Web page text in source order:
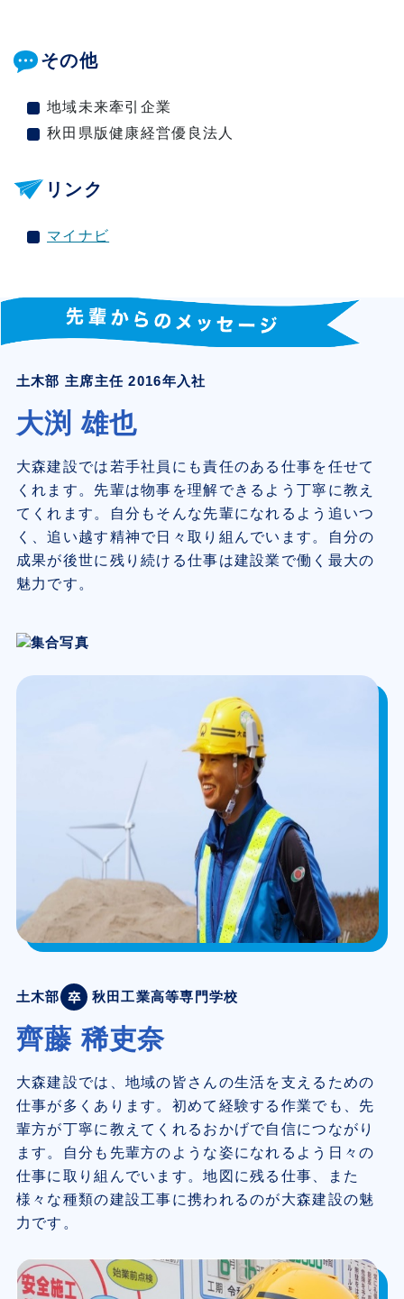
その他
地域未来牽引企業
秋田県版健康経営優良法人
リンク
マイナビ
土木部 主席主任 2016年入社
大渕 雄也
大森建設では若手社員にも責任のある仕事を任せて
くれます。先輩は物事を理解できるよう丁寧に教え
てくれます。自分もそんな先輩になれるよう追いつ
く、追い越す精神で日々取り組んでいます。自分の
成果が後世に残り続ける仕事は建設業で働く最大の
魅力です。
土木部 秋田工業高等専門学校
齊藤 稀吏奈
大森建設では、地域の皆さんの生活を支えるための
仕事が多くあります。初めて経験する作業でも、先
輩方が丁寧に教えてくれるおかげで自信につながり
ます。自分も先輩方のような姿になれるよう日々の
仕事に取り組んでいます。地図に残る仕事、また
様々な種類の建設工事に携われるのが大森建設の魅
力です。